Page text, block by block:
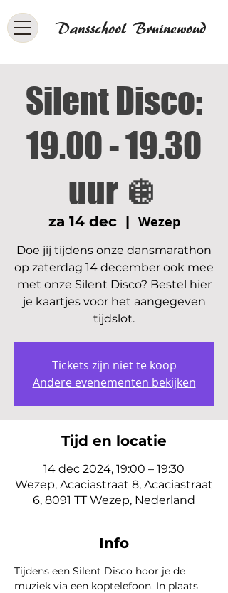
Dansschool Bruinewoud
Silent Disco:
19.00 - 19.30
uur 🪩
za 14 dec
  |
Wezep
Doe jij tijdens onze dansmarathon
op zaterdag 14 december ook mee
met onze Silent Disco? Bestel hier
je kaartjes voor het aangegeven
tijdslot.
Tickets zijn niet te koop
Andere evenementen bekijken
Tijd en locatie
14 dec 2024, 19:00 – 19:30
Wezep, Acaciastraat 8, Acaciastraat
6, 8091 TT Wezep, Nederland
Info
Tijdens een Silent Disco hoor je de
muziek via een koptelefoon. In plaats